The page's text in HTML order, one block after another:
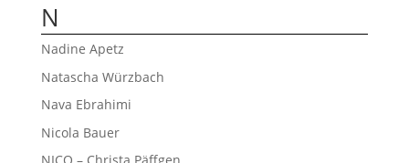
N
Nadine Apetz
Natascha Würzbach
Nava Ebrahimi
Nicola Bauer